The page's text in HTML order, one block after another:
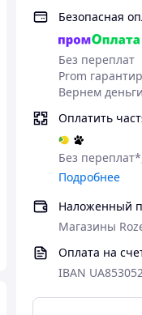
Безопасная
Без переплат
Prom
Вернем
Оплатить
Без
Подробнее
Наложенный
Магазины
Оплата на
IBAN
Роман
Брав
цілком